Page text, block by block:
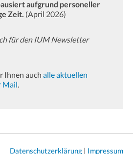
aufgrund personeller
Zeit. (April 2026)
für den IUM Newsletter
Ihnen auch alle aktuellen
Mail.
Datenschutzerklärung | Impressum